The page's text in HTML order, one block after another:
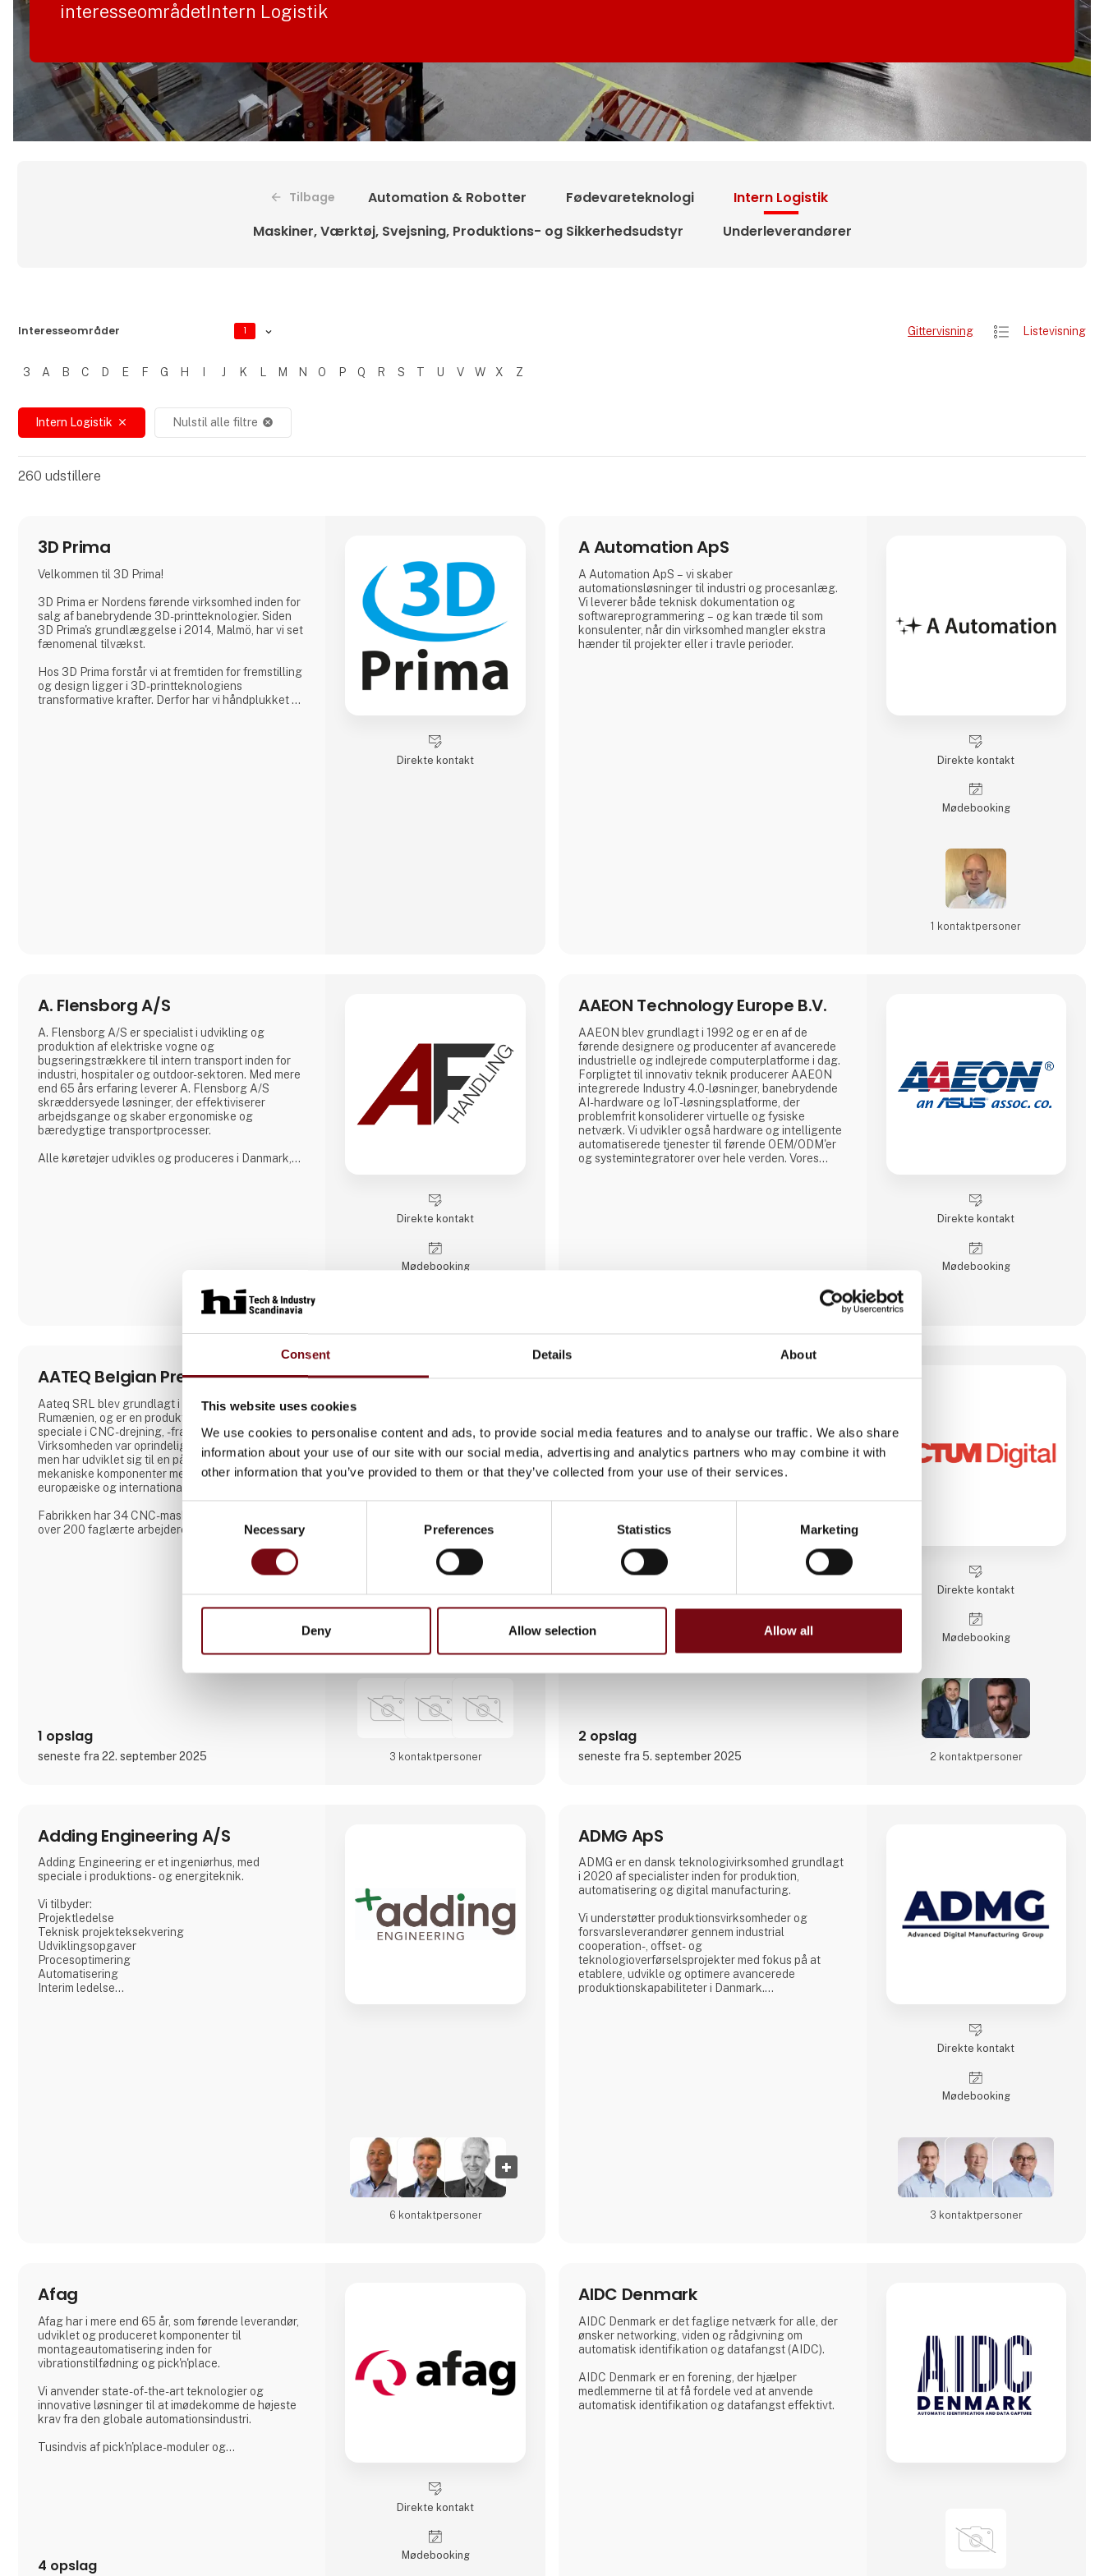
Consent Details About
This website uses cookies
We use cookies to personalise content and ads, to provide social media features and to analyse our traffic. We also share
information about your use of our site with our social media, advertising and analytics partners who may combine it with
other information that you’ve provided to them or that they’ve collected from your use of their services.
Selection
Necessary Preferences Statistics Marketing
Deny Allow selection Allow all
interesseområdetIntern Logistik
Tilbage Automation & Robotter Fødevareteknologi
Intern Logistik
Maskiner, Værktøj, Svejsning, Produktions- og Sikkerhedsudstyr
Underleverandører
Interesseområder 1
Filtrer resultater
3 A B C D E F G H I J K L M N O P Q R S T U V W X Z
Intern Logistik close Nulstil alle filtre cancel
Gittervisning Listevisning
260 udstillere
3D Prima
Velkommen til 3D Prima!
3D Prima er Nordens førende virksomhed inden for
salg af banebrydende 3D-printteknologier. Siden
3D Prima's grundlæggelse i 2014, Malmö, har vi set
fænomenal tilvækst.
Hos 3D Prima forstår vi at fremtiden for fremstilling
og design ligger i 3D-printteknologiens
transformative krafter. Derfor har vi håndplukket et
Direkte kontakt
A Automation ApS
A Automation ApS – vi skaber
automationsløsninger til industri og procesanlæg.
Vi leverer både teknisk dokumentation og
softwareprogrammering – og kan træde til som
konsulenter, når din virksomhed mangler ekstra
hænder til projekter eller i travle perioder.
Direkte kontakt
Møde­booking
1 kontakt­personer
A. Flensborg A/S
A. Flensborg A/S er specialist i udvikling og
produktion af elektriske vogne og
bugseringstrækkere til intern transport inden for
industri, hospitaler og outdoor-sektoren. Med mere
end 65 års erfaring leverer A. Flensborg A/S
skræddersyede løsninger, der effektiviserer
arbejdsgange og skaber ergonomiske og
bæredygtige transportprocesser.
Alle køretøjer udvikles og produceres i Danmark,
Direkte kontakt
Møde­booking
AAEON Technology Europe B.V.
AAEON blev grundlagt i 1992 og er en af ​​de
førende designere og producenter af avancerede
industrielle og indlejrede computerplatforme i dag.
Forpligtet til innovativ teknik producerer AAEON
integrerede Industry 4.0-løsninger, banebrydende
AI-hardware og IoT-løsningsplatforme, der
problemfrit konsoliderer virtuelle og fysiske
netværk. Vi udvikler også hardware og intelligente
automatiserede tjenester til førende OEM/ODM'er
og systemintegratorer over hele verden. Vores
Direkte kontakt
Møde­booking
AATEQ Belgian Precision
Aateq SRL blev grundlagt i 2006 i Brașov,
Rumænien, og er en produktionsvirksomhed med
speciale i CNC-drejning, -fræsning og -svejsning.
Virksomheden var oprindeligt en lokal virksomhed,
men har udviklet sig til en pålidelig leverandør af
mekaniske komponenter med høj præcision til
europæiske og internationale markeder.
Fabrikken har 34 CNC-maskiner og beskæftiger
over 200 faglærte arbejdere på tre skift, hvilket
på små til mellemstore serier og arbejdskrævende
projekter og arbejder med en række forskellige
1 opslag
seneste fra 22. september 2025 3 kontakt­personer
ACTUM Digital
specialiserer sig i at levere innovative løsninger på
tværs af forskellige brancher. Vi fokuserer på
områder som softwareudvikling, digital strategi, IT-
konsulenttjenester og implementering af
AI og automation. Vores tjenester omfatter ofte
projektledelse og forbedring af virksomhedens
2 opslag
seneste fra 5. september 2025
Direkte kontakt
Møde­booking
2 kontakt­personer
Adding Engineering A/S
Adding Engineering er et ingeniørhus, med
speciale i produktions- og energiteknik.
Vi tilbyder:
Projektledelse
Teknisk projekteksekvering
Udviklingsopgaver
Procesoptimering
Automatisering
Interim ledelse
6 kontakt­personer
ADMG ApS
ADMG er en dansk teknologivirksomhed grundlagt
i 2020 af specialister inden for produktion,
automatisering og digital manufacturing.
Vi understøtter produktionsvirksomheder og
forsvarsleverandører gennem industrial
cooperation-, offset- og
teknologioverførselsprojekter med fokus på at
etablere, udvikle og optimere avancerede
produktionskapabiliteter i Danmark.
Direkte kontakt
Møde­booking
3 kontakt­personer
Afag
Afag har i mere end 65 år, som førende leverandør,
udviklet og produceret komponenter til
montageautomatisering inden for
vibrationstilfødning og pick'n'place.
Vi anvender state-of-the-art teknologier og
innovative løsninger til at imødekomme de højeste
krav fra den globale automationsindustri.
Tusindvis af pick'n'place-moduler og
forbrugsvarer, fø
4 opslag
Direkte kontakt
Møde­booking
AIDC Denmark
AIDC Denmark er det faglige netværk for alle, der
ønsker networking, viden og rådgivning om
automatisk identifikation og datafangst (AIDC).
AIDC Denmark er en forening, der hjælper
medlemmerne til at få fordele ved at anvende
automatisk identifikation og datafangst effektivt.